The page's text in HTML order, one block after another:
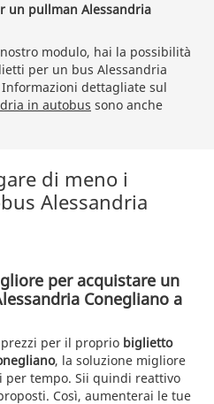
un pullman Alessandria
modulo, hai la possibilità
per un bus Alessandria
Informazioni dettagliate sul
in autobus sono anche
di meno i
Alessandria
per acquistare un
Conegliano a
per il proprio biglietto
, la soluzione migliore
tempo. Sii quindi reattivo
Così, aumenterai le tue